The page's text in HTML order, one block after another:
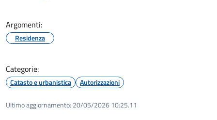
Argomenti:
Residenza
Categorie:
Catasto e urbanistica Autorizzazioni
Ultimo aggiornamento: 20/05/2026 10:25.11